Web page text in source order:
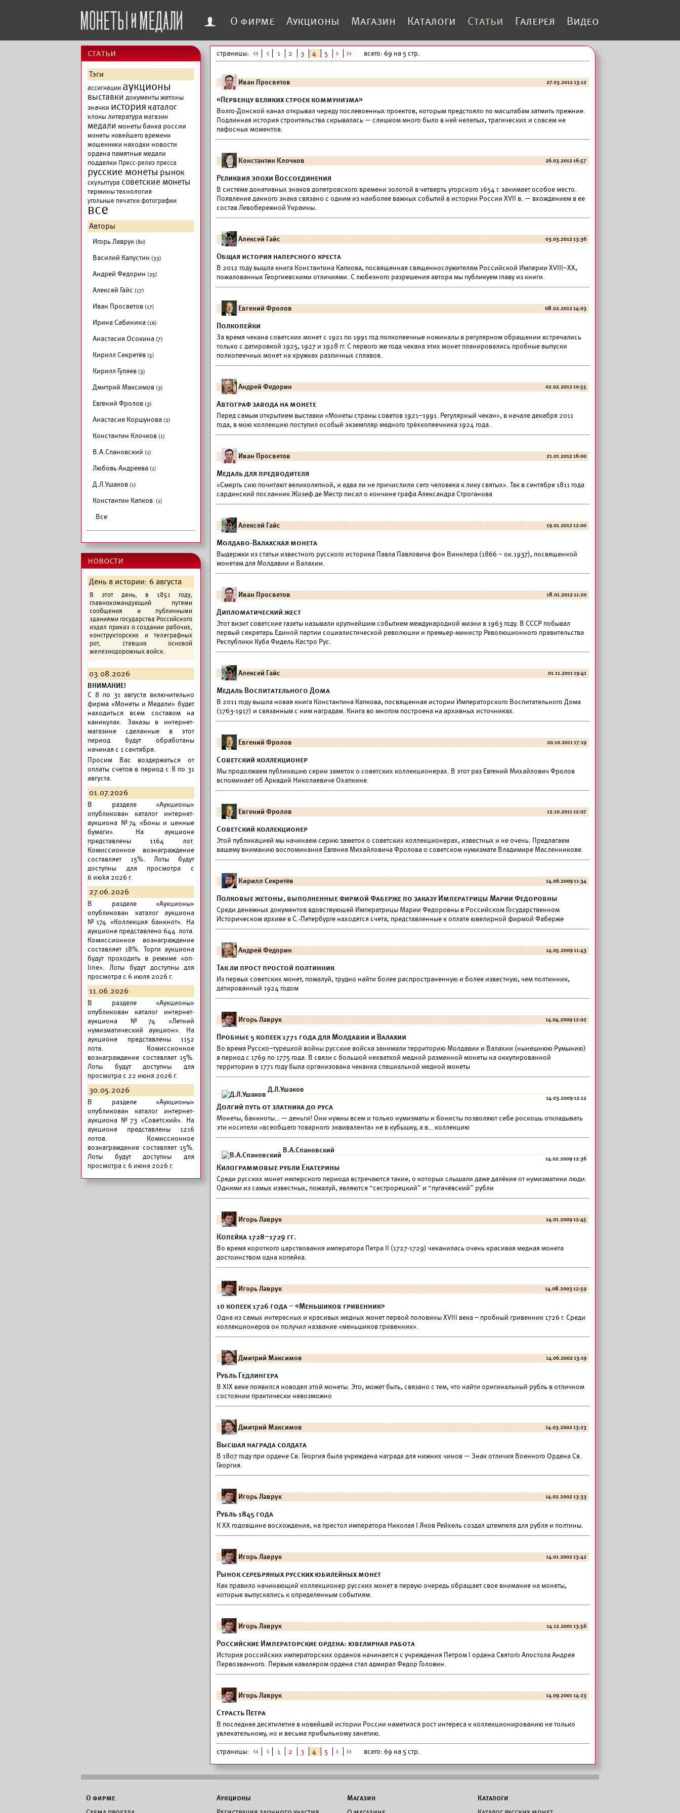
f О фирме Аукционы Магазин Каталоги Статьи Галерея Видео
cтатьи
Тэги
ассигнации аукционы
выставки документыжетоны
значки история каталог
клоны литературамагазин
медали монеты банка россии
монеты новейшего времени
мошенники находки новости
ордена памятные медали
подделки Пресс-релиз пресса
русские монеты рынок
скульптура советские монеты
терминытехнология
угольные печаткифотографии
все
Авторы
Игорь Лаврук (80)
Василий Капустин (33)
Андрей Федорин (25)
Алексей Гайс (17)
Иван Просветов (17)
Ирина Сабинина (16)
Анастасия Осокина (7)
Кирилл Секретёв (5)
Кирилл Гуляев (3)
Дмитрий Максимов (3)
Евгений Фролов (3)
Анастасия Коршунова (2)
Константин Клочков (1)
В.А.Спановский (1)
Любовь Андреева (1)
Д.Л.Ушаков (1)
Константин Капков (1)
Все
новости
День в истории: 6 августа
В этот день, в 1851 году,
главнокомандующий путями
сообщения и публичными
зданиями государства Российского
издал приказ о создании рабочих,
конструкторских и телеграфных
рот, ставших основой
железнодорожных войск.
03.08.2026
ВНИМАНИЕ!
C 8 по 31 августа включительно
фирма «Монеты и Медали» будет
находиться всем составом на
каникулах. Заказы в интернет-
магазине сделанные в этот
период будут обработаны
начиная с 1 сентября.
Просим Вас воздержаться от
оплаты счетов в период с 8 по 31
августа.
01.07.2026
В разделе «Аукционы»
опубликован каталог интернет-
аукциона №74 «Боны и ценные
бумаги». На аукционе
представлены 1164 лот.
Комиссионное вознаграждение
составляет 15%. Лоты будут
доступны для просмотра с
6 июkя 2026 г.
27.06.2026
В разделе «Аукционы»
опубликован каталог аукциона
№174 «Коллекция банкнот». На
аукционе представлено 644 лота.
Комиссионное вознаграждение
составляет 18%. Торги аукциона
будут проходить в режиме «on-
line». Лоты будут доступны для
просмотра с 6 июля 2026 г.
11.06.2026
В разделе «Аукционы»
опубликован каталог интернет-
аукциона №74 «Летний
нумизматический аукцион». На
аукционе представлены 1152
лота. Комиссионное
вознаграждение составляет 15%.
Лоты будут доступны для
просмотра с 22 июня 2026 г.
30.05.2026
В разделе «Аукционы»
опубликован каталог интернет-
аукциона №73 «Советский». На
аукционе представлены 1216
лотов. Комиссионное
вознаграждение составляет 15%.
Лоты будут доступны для
просмотра с 6 июня 2026 г.
страницы: << < 1 2 3 4 5 > >> всего: 69 на 5 стр.
Иван Просветов 27.03.2012 13:12
«Первенцу великих строек коммунизма»
Волго-Донской канал открывал череду послевоенных проектов, которым предстояло по масштабам затмить прежние.
Подлинная история строительства скрывалась — слишком много было в ней нелепых, трагических и совсем не
пафосных моментов.
Константин Клочков 26.03.2012 16:57
Реликвия эпохи Воссоединения
В системе донативных знаков допетровского времени золотой в четверть угорского 1654 г. занимает особое место.
Появление данного знака связано с одним из наиболее важных событий в истории России XVII в. — вхождением в ее
состав Левобережной Украины.
Алексей Гайс 03.03.2012 13:36
Общая история наперсного креста
В 2012 году вышла книга Константина Капкова, посвященная священнослужителям Российской Империи XVIII–XX,
пожалованных Георгиевскими отличиями. С любезного разрешения автора мы публикуем главу из книги.
Евгений Фролов 08.02.2012 14:03
Полкопейки
За время чекана советских монет с 1921 по 1991 год полкопеечные номиналы в регулярном обращении встречались
только с датировкой 1925, 1927 и 1928 гг. С первого же года чекана этих монет планировались пробные выпуски
полкопеечных монет на кружках различных сплавов.
Андрей Федорин 02.02.2012 10:55
Автограф завода на монете
Перед самым открытием выставки «Монеты страны советов 1921–1991. Регулярный чекан», в начале декабря 2011
года, в мою коллекцию поступил особый экземпляр медного трёхкопеечника 1924 года.
Иван Просветов 21.01.2012 16:00
Медаль для предводителя
«Смерть сию почитают великолепной, и едва ли не причислили сего человека к лику святых». Так в сентябре 1811 года
сардинский посланник Жозеф де Местр писал о кончине графа Александра Строганова
Алексей Гайс 19.01.2012 12:00
Молдаво-Валахская монета
Выдержки из статьи известного русского историка Павла Павловича фон Винклера (1866 – ок.1937), посвященной
монетам для Молдавии и Валахии.
Иван Просветов 18.01.2012 11:20
Дипломатический жест
Этот визит советские газеты называли крупнейшим событием международной жизни в 1963 году. В СССР побывал
первый секретарь Единой партии социалистической революции и премьер-министр Революционного правительства
Республики Куба Фидель Кастро Рус.
Алексей Гайс 01.11.2011 19:41
Медаль Воспитательного Дома
В 2011 году вышла новая книга Константина Капкова, посвященная истории Императорского Воспитательного Дома
(1763-1917) и связанным с ним наградам. Книга во многом построена на архивных источниках.
Евгений Фролов 20.10.2011 17:19
Советский коллекционер
Мы продолжаем публикацию серии заметок о советских коллекционерах. В этот раз Евгений Михайлович Фролов
вспоминает об Аркадий Николаевиче Охапкине.
Евгений Фролов 12.10.2011 12:07
Советский коллекционер
Этой публикацией мы начинаем серию заметок о советских коллекционерах, известных и не очень. Предлагаем
вашему вниманию воспоминания Евгения Михайловича Фролова о советском нумизмате Владимире Масленникове.
Кирилл Секретёв 14.06.2009 11:34
Полковые жетоны, выполненные фирмой Фаберже по заказу Императрицы Марии Федоровны
Среди денежных документов вдовствующей Императрицы Марии Федоровны в Российском Государственном
Историческом архиве в С.-Петербурге находятся счета, представленные к оплате ювелирной фирмой Фаберже
Андрей Федорин 14.05.2009 11:43
Так ли прост простой полтинник
Из первых советских монет, пожалуй, трудно найти более распространенную и более известную, чем полтинник,
датированный 1924 годом
Игорь Лаврук 14.04.2009 12:02
Пробные 5 копеек 1771 года для Молдавии и Валахии
Во время Русско–турецкой войны русские войска занимали территорию Молдавии и Валахии (нынешнюю Румынию)
в период с 1769 по 1775 года. В связи с большой нехваткой медной разменной монеты на оккупированной
территории в 1771 году была организована чеканка специальной медной монеты
Д.Л.Ушаков
14.03.2009 12:12
Долгий путь от златника до руса
Монеты, банкноты… — деньги! Они нужны всем и только нумизматы и бонисты позволяют себе роскошь откладывать
эти носители «всеобщего товарного эквивалента» не в кубышку, а в… коллекцию
В.А.Спановский
14.02.2009 12:36
Килограммовые рубли Екатерины
Среди русских монет имперского периода встречаются такие, о которых слышали даже далёкие от нумизматики люди.
Одними из самых известных, пожалуй, являются “сестрорецкий” и “пугачёвский” рубли
Игорь Лаврук 14.01.2009 12:45
Копейка 1728–1729 гг.
Во время короткого царствования императора Петра II (1727-1729) чеканилась очень красивая медная монета
достоинством одна копейка.
Игорь Лаврук 14.08.2003 12:59
10 копеек 1726 года – «Меньшиков гривенник»
Одна из самых интересных и красивых медных монет первой половины XVIII века – пробный гривенник 1726 г. Среди
коллекционеров он получил название «меньшиков гривенник».
Дмитрий Максимов 14.06.2002 13:19
Рубль Гедлингера
В XIX веке появился новодел этой монеты. Это, может быть, связано с тем, что найти оригинальный рубль в отличном
состоянии практически невозможно
Дмитрий Максимов 14.03.2002 13:23
Высшая награда солдата
В 1807 году при ордене Св. Георгия была учреждена награда для нижних чинов — Знак отличия Военного Ордена Св.
Георгия.
Игорь Лаврук 14.02.2002 13:33
Рубль 1845 года
К XX годовщине восхождения, на престол императора Николая I Яков Рейхель создал штемпеля для рубля и полтины.
Игорь Лаврук 14.01.2002 13:42
Рынок серебряных русских юбилейных монет
Как правило начинающий коллекционер русских монет в первую очередь обращает свое внимание на монеты,
которые выпускались к определенным событиям.
Игорь Лаврук 14.12.2001 13:56
Российские Императорские ордена: ювелирная работа
История российских императорских орденов начинается с учреждения Петром I ордена Святого Апостола Андрея
Первозванного. Первым кавалером ордена стал адмирал Федор Головин.
Игорь Лаврук 14.09.2001 14:23
Страсть Петра
В последнее десятилетие в новейшей истории России наметился рост интереса к коллекционированию не только
увлекательному, но и весьма прибыльному занятию.
страницы: << < 1 2 3 4 5 > >> всего: 69 на 5 стр.
О фирме
Аукционы
Магазин
Каталоги